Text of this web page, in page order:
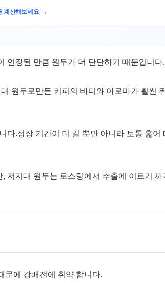
계산해보세요 →
연장된 만큼 원두가 더 단단하기 때문입니다.
원두로만든 커피의 바디와 아로마가 훨씬
다.성장 기간이 더 길 뿐만 아니라 보통 훑어
저지대 원두는 로스팅에서 추출에 이르기
문에 강배전에 취약 합니다.